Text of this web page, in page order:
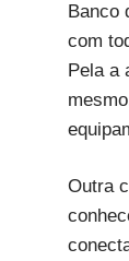
Banco
com
Pela a
Outra